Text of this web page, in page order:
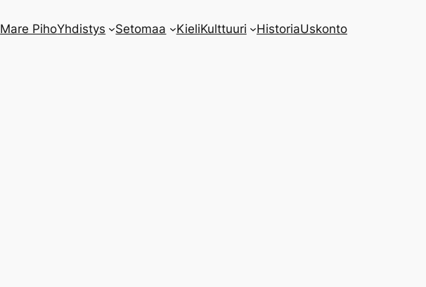
Mare PihoYhdistys Setomaa KieliKulttuuri HistoriaUskonto